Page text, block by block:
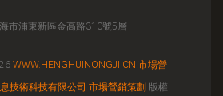
市浦東新區金高路310號5層
WWW.HENGHUINONGJI.CN 市場營
技術科技有限公司 市場營銷策劃 版權